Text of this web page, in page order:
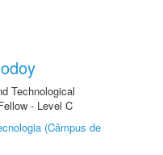
Technological
- Level C
(Câmpus de